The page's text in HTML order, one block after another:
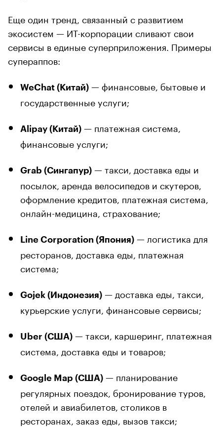
Еще один тренд, связанный с развитием
экосистем — ИТ-корпорации сливают свои
сервисы в единые суперприложения. Примеры
супераппов:
WeChat (Китай) — финансовые, бытовые и
государственные услуги;
Alipay (Китай) — платежная система,
финансовые услуги;
Grab (Сингапур) — такси, доставка еды и
посылок, аренда велосипедов и скутеров,
оформление кредитов, платежная система,
онлайн-медицина, страхование;
Line Corporation (Япония) — логистика для
ресторанов, доставка еды, платежная
система;
Gojek (Индонезия) — доставка еды, такси,
курьерские услуги, финансовые сервисы;
Uber (США) — такси, каршеринг, платежная
система, доставка еды и товаров;
Google Map (США) — планирование
регулярных поездок, бронирование туров,
отелей и авиабилетов, столиков в
ресторанах, заказ еды, вызов такси;